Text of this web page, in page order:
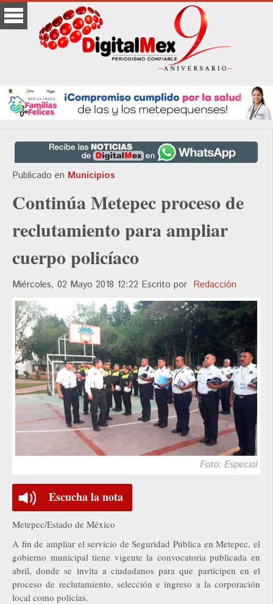
Publicado en Municipios
Continúa Metepec proceso de
reclutamiento para ampliar
cuerpo policíaco
Miércoles, 02 Mayo 2018 12:22 Escrito por Redacción
Foto: Especial
Escucha la nota
Metepec/Estado de México
A fin de ampliar el servicio de Seguridad Pública en Metepec, el
gobierno municipal tiene vigente la convocatoria publicada en
abril, donde se invita a ciudadanos para que participen en el
proceso de reclutamiento, selección e ingreso a la corporación
local como policías.